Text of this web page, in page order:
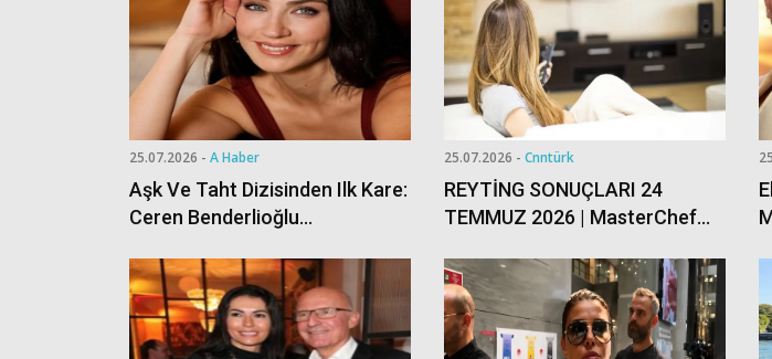
25.07.2026 - A Haber
Aşk Ve Taht Dizisinden Ilk Kare:
Ceren Benderlioğlu
Paylaştı
25.07.2026 - Cnntürk
REYTİNG SONUÇLARI 24
TEMMUZ 2026 | MasterChef
Topraklar Reyting Sıralaması